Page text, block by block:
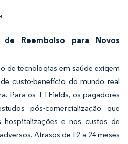
de Reembolso para Novos
de tecnologias em saúde exigem
custo-benefício do mundo real
Para os TTFields, os pagadores
pós-comercialização que
hospitalizações e nos custos de
Atrasos de 12 a 24 meses